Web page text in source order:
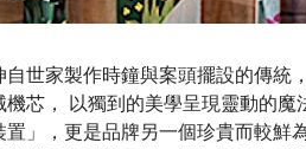
自世家製作時鐘與案頭擺設的傳統
機芯， 以獨到的美學呈現靈動的
置」，更是品牌另一個珍貴而較鮮